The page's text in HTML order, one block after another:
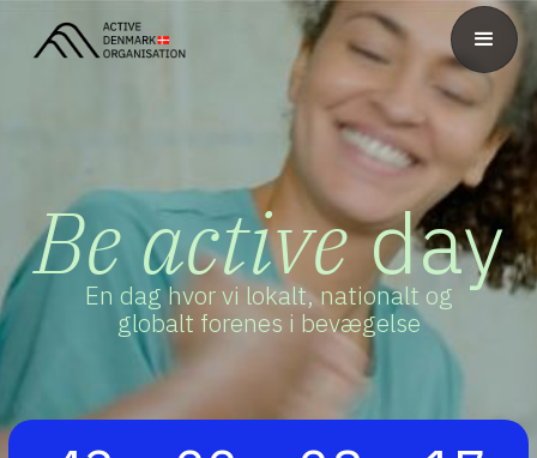
Be activeday
En dag hvor vi lokalt, nationalt og
globalt forenes i bevægelse